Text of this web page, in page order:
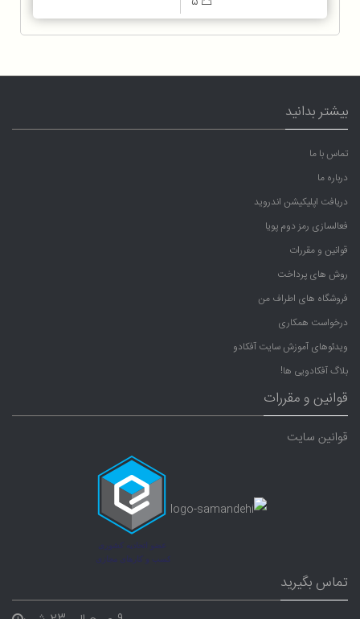
بیشتر بدانید
تماس با ما
درباره ما
دریافت اپلیکیشن اندروید
فعالسازی رمز دوم پویا
قوانین و مقررات
روش های پرداخت
فروشگاه های اطراف من
درخواست همکاری
ویدئوهای آموزش سایت آفکادو
بلاگ آفکادویی ها!
قوانین و مقررات
قوانین سایت
تماس بگیرید